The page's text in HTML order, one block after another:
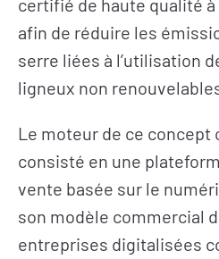
certifié de haute qualité
afin de réduire les
serre liées à l’utilisation
ligneux non
Le moteur de ce concept
consisté en une
vente basée sur le
son modèle commercial
entreprises digitalisées